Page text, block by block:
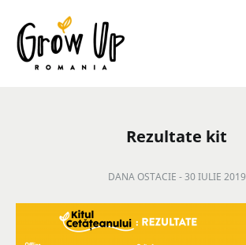
Rezultate kit
DANA OSTACIE -30 IULIE 2019